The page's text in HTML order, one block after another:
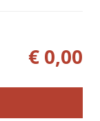
€ 0,00